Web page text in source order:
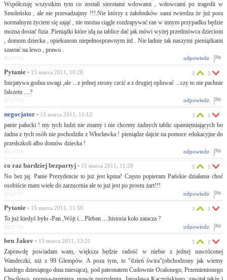
Współczuję wszystkim tym co zostali sierotami wdowami , wdowcami po tragedii w
Smoleńsku , ale nie przesadzajmy !!!.Nie którzy z żałobników sami twierdza że już pora
normalnym życiem się zająć , nie można ciągle rozdrapywać ran w innym przypadku będzie
można dostać fizia .Pieniążki które idą na tablice dać jak mówi wyżej przedmówca dzieciom
, domom dziecka , opiekunom niepełnosprawnym itd . Nie ładnie tak naszymi pieniążkami
szastać na lewo , prawo .
odpowiedz
ID:27751
Pytanie • 15 marca 2011, 10:28
Inicjatywa godna uwagi ,ale ...z jednej strony czcić a z drugiej opluwać ...czy to nie pachnie
falszem ....?
1 1
odpowiedz
ID:27753
negocjator • 15 marca 2011, 11:12
panie pałucki ! my tych ludzi nie znamy i nie chcemy żadnych tablic upamiętniających bo
żadna z tych osób nie pochodziła z Włocławka ! pieniądze dajcie na pomoce edukacyjne do
przedszkoli albo domów dziecka !
1 1
odpowiedz
ID:27756
co raz bardziej bezpartyj • 15 marca 2011, 11:20
No bez jaj. Panie Prezydencie to już jest kpina! Często popieram Pańskie działania choć
osobiście mam wiele do zarzucenia ale to już jest po prostu żart!!!
1 1
odpowiedz
ID:27757
Pytanie • 15 marca 2011, 11:50
To już kiedyś było -Pan ,Wójt i....Pleban ....historia koło zatacza ?
1 1
odpowiedz
ID:27758
ben Jakov • 15 marca 2011, 13:21
Zaprawdę powiadam wam, większa będzie radość w niebie z jednej nawróconej
Wandeczki, niż z 99 Glempów. A poza tym, to "dzień świra"(obchodzony jak wiemy
każdego dziesiątego dnia miesiąca), pod patronatem Cudownie Ocalonego, Przemienionego
1 1